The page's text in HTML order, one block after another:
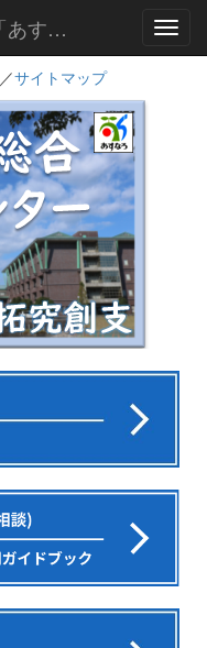
静岡県総合教育センター「あすなろ」
／サイトマップ